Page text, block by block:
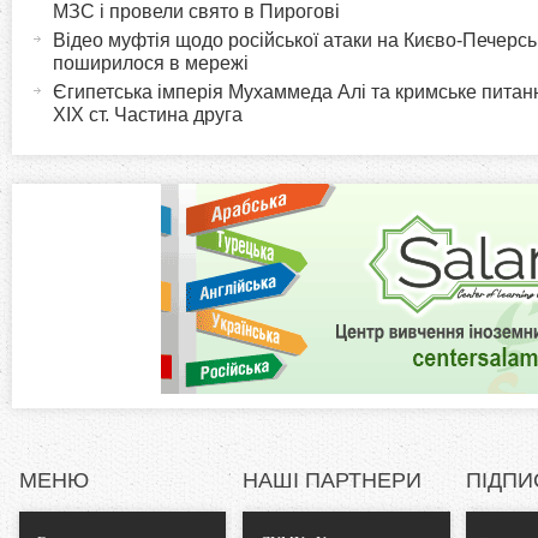
z
l
T
в
к
МЗС і провели свято в Пирогові
Відео муфтія щодо російської атаки на Києво-
поширилося в мережі
Єгипетська імперія Мухаммеда Алі та кримське
XIX ст. Частина друга
МЕНЮ НАШІ ПАРТНЕРИ